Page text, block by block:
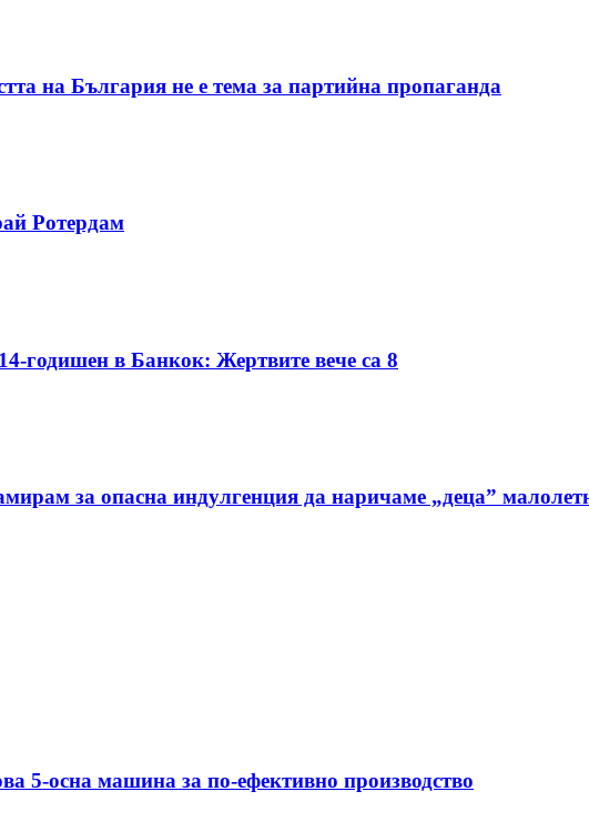
на България не е тема за партийна пропаганда
Ротердам
годишен в Банкок: Жертвите вече са 8
за опасна индулгенция да наричаме „деца”
5-осна машина за по-ефективно производство